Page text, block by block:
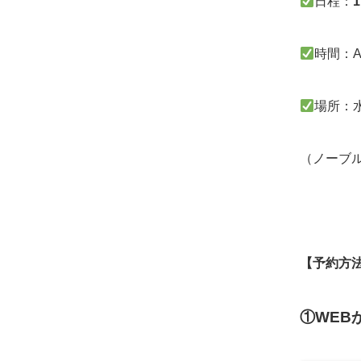
時間：
場所：
（ノー
【予約方
①WEB